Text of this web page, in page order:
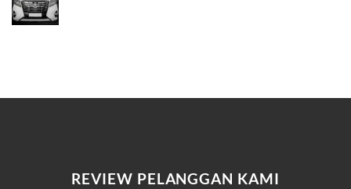
REVIEW PELANGGAN KAMI